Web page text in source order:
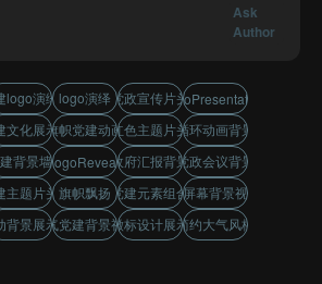
Ask
Author
logo演绎 logo演绎党政宣传片头logoPresentation
文化展示旗帜党建动画红色主题片头循环动画背景
背景墙logoReveal政府汇报背景党政会议背景
主题片头旗帜飘扬 党建元素组合大屏幕背景视觉
背景展示大气党建背景视频徽标设计展示简约大气风格